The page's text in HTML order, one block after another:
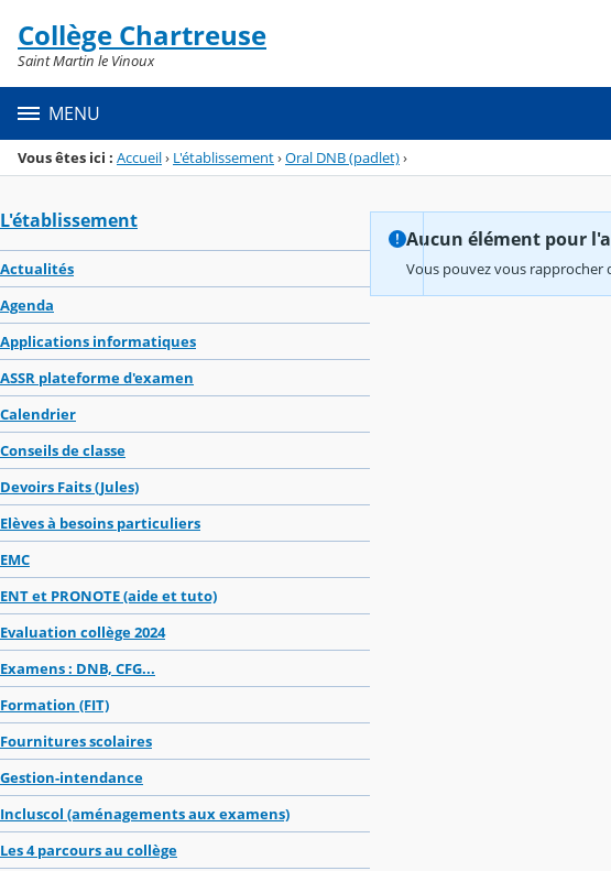
Menu de la rubrique
Contenu
Collège Chartreuse
Saint Martin le Vinoux
MENU
Vous êtes ici : Accueil› L'établissement›Oral DNB (padlet)›
L'établissement
Actualités
Agenda
Applications informatiques
ASSR plateforme d'examen
Calendrier
Conseils de classe
Devoirs Faits (Jules)
Elèves à besoins particuliers
EMC
ENT et PRONOTE (aide et tuto)
Evaluation collège 2024
Examens : DNB, CFG...
Formation (FIT)
Fournitures scolaires
Gestion-intendance
Incluscol (aménagements aux examens)
Les 4 parcours au collège
Aucun élément pour
Vous pouvez vous